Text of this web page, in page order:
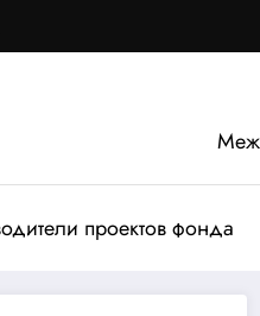
проектов фонда